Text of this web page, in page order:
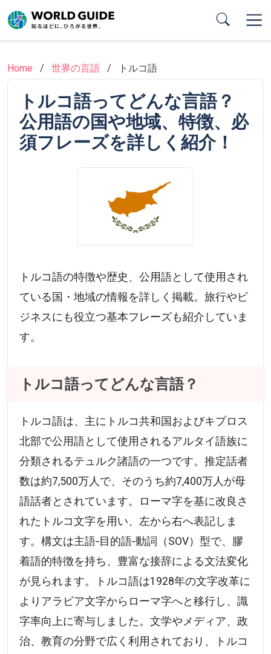
to
main
Home
世界の言語 トルコ語
トルコ語ってどんな言語？
公用語の国や地域、特徴、必
須フレーズを詳しく紹介！
トルコ語の特徴や歴史、公用語として使用され
ている国・地域の情報を詳しく掲載。旅行やビ
ジネスにも役立つ基本フレーズも紹介していま
す。
トルコ語ってどんな言語？
トルコ語は、主にトルコ共和国およびキプロス
北部で公用語として使用されるアルタイ語族に
分類されるテュルク諸語の一つです。推定話者
数は約7,500万人で、そのうち約7,400万人が母
語話者とされています。ローマ字を基に改良さ
れたトルコ文字を用い、左から右へ表記しま
す。構文は主語‐目的語‐動詞（SOV）型で、膠
着語的特徴を持ち、豊富な接辞による文法変化
が見られます。トルコ語は1928年の文字改革に
よりアラビア文字からローマ字へと移行し、識
字率向上に寄与しました。文学やメディア、政
治、教育の分野で広く利用されており、トルコ